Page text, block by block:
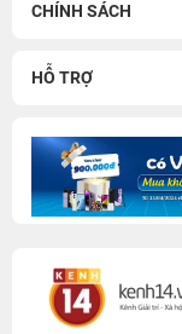
CHÍNH SÁCH
HỖ TRỢ